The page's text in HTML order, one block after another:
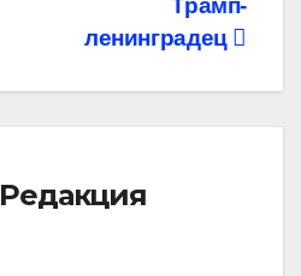
Трамп-
ленинградец
Редакция